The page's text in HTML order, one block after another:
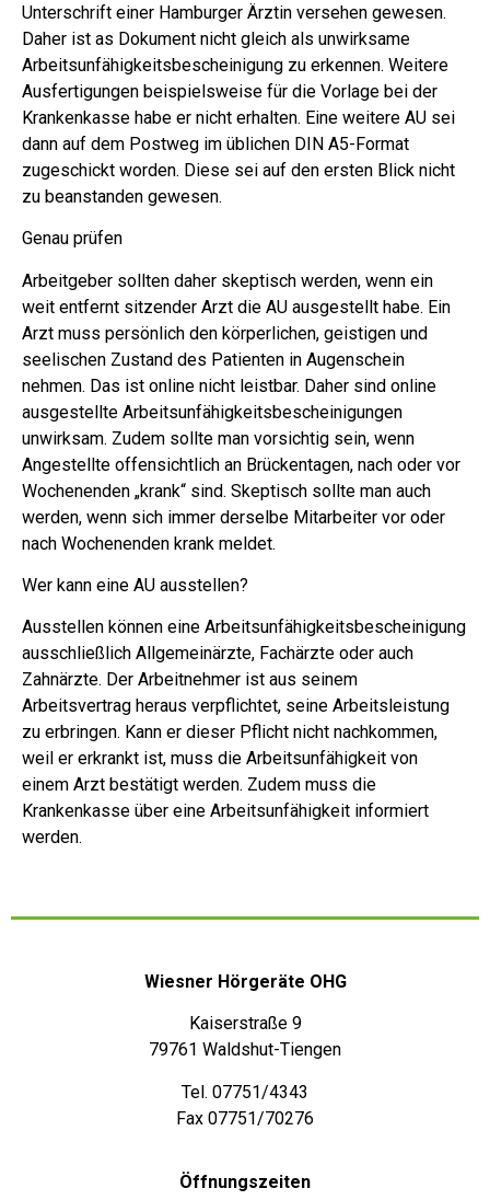
Unterschrift einer Hamburger Ärztin versehen gewesen.
Daher ist as Dokument nicht gleich als unwirksame
Arbeitsunfähigkeitsbescheinigung zu erkennen. Weitere
Ausfertigungen beispielsweise für die Vorlage bei der
Krankenkasse habe er nicht erhalten. Eine weitere AU sei
dann auf dem Postweg im üblichen DIN A5-Format
zugeschickt worden. Diese sei auf den ersten Blick nicht
zu beanstanden gewesen.
Genau prüfen
Arbeitgeber sollten daher skeptisch werden, wenn ein
weit entfernt sitzender Arzt die AU ausgestellt habe. Ein
Arzt muss persönlich den körperlichen, geistigen und
seelischen Zustand des Patienten in Augenschein
nehmen. Das ist online nicht leistbar. Daher sind online
ausgestellte Arbeitsunfähigkeitsbescheinigungen
unwirksam. Zudem sollte man vorsichtig sein, wenn
Angestellte offensichtlich an Brückentagen, nach oder vor
Wochenenden „krank“ sind. Skeptisch sollte man auch
werden, wenn sich immer derselbe Mitarbeiter vor oder
nach Wochenenden krank meldet.
Wer kann eine AU ausstellen?
Ausstellen können eine Arbeitsunfähigkeitsbescheinigung
ausschließlich Allgemeinärzte, Fachärzte oder auch
Zahnärzte. Der Arbeitnehmer ist aus seinem
Arbeitsvertrag heraus verpflichtet, seine Arbeitsleistung
zu erbringen. Kann er dieser Pflicht nicht nachkommen,
weil er erkrankt ist, muss die Arbeitsunfähigkeit von
einem Arzt bestätigt werden. Zudem muss die
Krankenkasse über eine Arbeitsunfähigkeit informiert
werden.
Wiesner Hörgeräte OHG
Kaiserstraße 9
79761 Waldshut-Tiengen
Tel. 07751/4343
Fax 07751/70276
Öffnungszeiten